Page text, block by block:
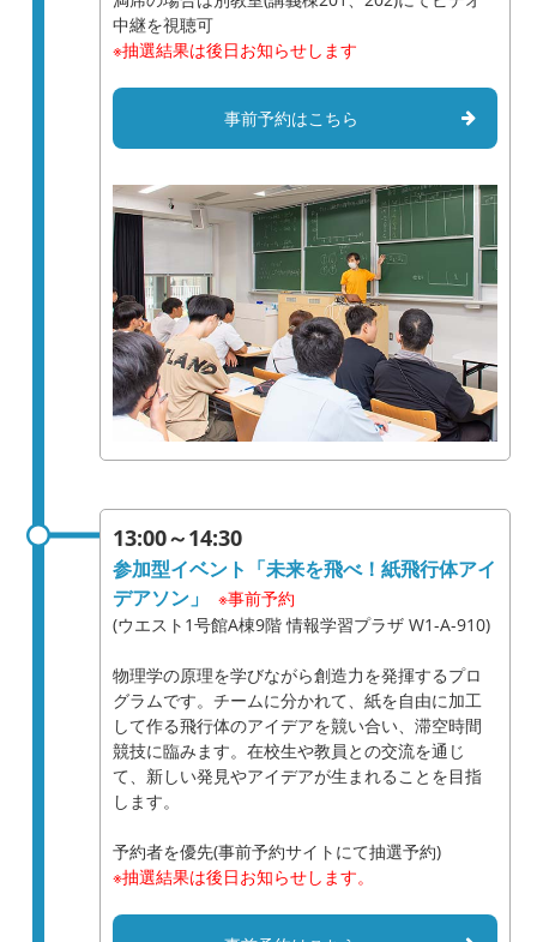
中継を視聴可
※抽選結果は後日お知らせします
事前予約はこちら
13:00～14:30
参加型イベント「未来を飛べ！紙飛行体アイ
デアソン」
※事前予約
(ウエスト1号館A棟9階 情報学習プラザ W1-A-910)
物理学の原理を学びながら創造力を発揮するプロ
グラムです。チームに分かれて、紙を自由に加工
して作る飛行体のアイデアを競い合い、滞空時間
競技に臨みます。在校生や教員との交流を通じ
て、新しい発見やアイデアが生まれることを目指
します。
予約者を優先(事前予約サイトにて抽選予約)
※抽選結果は後日お知らせします。